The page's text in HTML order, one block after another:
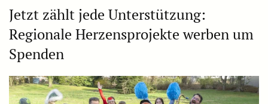
Jetzt zählt jede Unterstützung:
Regionale Herzensprojekte werben um
Spenden